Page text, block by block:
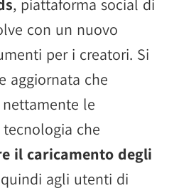
, piattaforma social di
con un nuovo
per i creatori. Si
aggiornata che
le
che
il caricamento degli
agli utenti di